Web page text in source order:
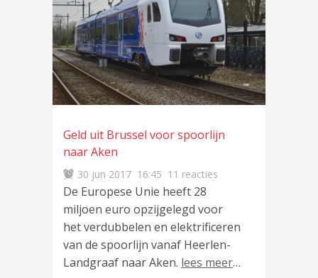
Geld uit Brussel voor spoorlijn
naar Aken
30 jun 2017 16:45 11 reacties
De Europese Unie heeft 28
miljoen euro opzijgelegd voor
het verdubbelen en elektrificeren
van de spoorlijn vanaf Heerlen-
Landgraaf naar Aken. lees meer…